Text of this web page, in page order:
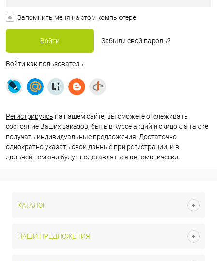
Запомнить меня на этом компьютере
Забыли свой пароль?
Войти как пользователь
Регистрируясь на нашем сайте, вы сможете отслеживать
состояние Ваших заказов, быть в курсе акций и скидок, а также
получать индивидуальные предложения. Достаточно
однократно указать свои данные при регистрации, и в
дальнейшем они будут подставляться автоматически.
КАТАЛОГ
НАШИ ПРЕДЛОЖЕНИЯ